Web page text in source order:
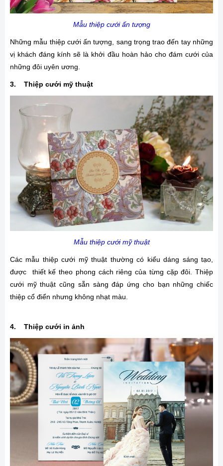
Mẫu thiệp cưới ấn tượng
Những mẫu thiệp cưới ấn tượng, sang trọng trao đến tay những
vị khách đáng kính sẽ là khởi đầu hoàn hảo cho đám cưới của
những đôi uyên ương.
3. Thiệp cưới mỹ thuật
Mẫu thiệp cưới mỹ thuật
Các mẫu thiệp cưới mỹ thuật thường có kiểu dáng sáng tạo,
được thiết kế theo phong cách riêng của từng cặp đôi. Thiệp
cưới mỹ thuật cũng sẵn sàng đáp ứng cho bạn những chiếc
thiệp cổ điển nhưng không nhạt màu.
4. Thiệp cưới in ảnh